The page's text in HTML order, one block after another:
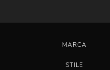
MARCA
STILE